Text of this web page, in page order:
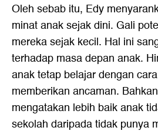
Oleh sebab itu, Edy
minat anak sejak dini. Gali
mereka sejak kecil. Hal ini
terhadap masa depan anak.
anak tetap belajar dengan
memberikan ancaman.
mengatakan lebih baik anak
sekolah daripada tidak punya